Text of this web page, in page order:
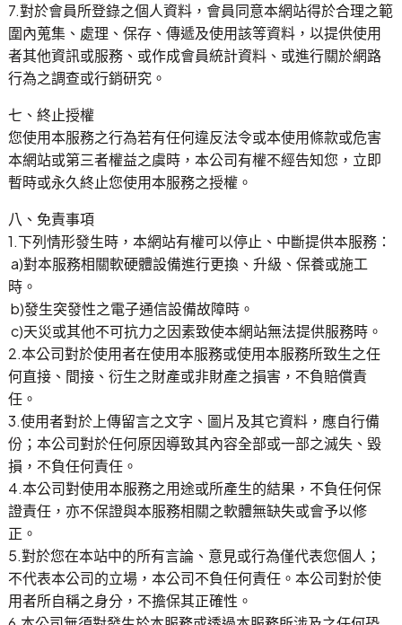
7.對於會員所登錄之個人資料，會員同意本網站得於合理之範
圍內蒐集、處理、保存、傳遞及使用該等資料，以提供使用
者其他資訊或服務、或作成會員統計資料、或進行關於網路
行為之調查或行銷研究。
七、終止授權
您使用本服務之行為若有任何違反法令或本使用條款或危害
本網站或第三者權益之虞時，本公司有權不經告知您，立即
暫時或永久終止您使用本服務之授權。
八、免責事項
1.下列情形發生時，本網站有權可以停止、中斷提供本服務：
a)對本服務相關軟硬體設備進行更換、升級、保養或施工
時。
b)發生突發性之電子通信設備故障時。
c)天災或其他不可抗力之因素致使本網站無法提供服務時。
2.本公司對於使用者在使用本服務或使用本服務所致生之任
何直接、間接、衍生之財產或非財產之損害，不負賠償責
任。
3.使用者對於上傳留言之文字、圖片及其它資料，應自行備
份；本公司對於任何原因導致其內容全部或一部之滅失、毀
損，不負任何責任。
4.本公司對使用本服務之用途或所產生的結果，不負任何保
證責任，亦不保證與本服務相關之軟體無缺失或會予以修
正。
5.對於您在本站中的所有言論、意見或行為僅代表您個人；
不代表本公司的立場，本公司不負任何責任。本公司對於使
用者所自稱之身分，不擔保其正確性。